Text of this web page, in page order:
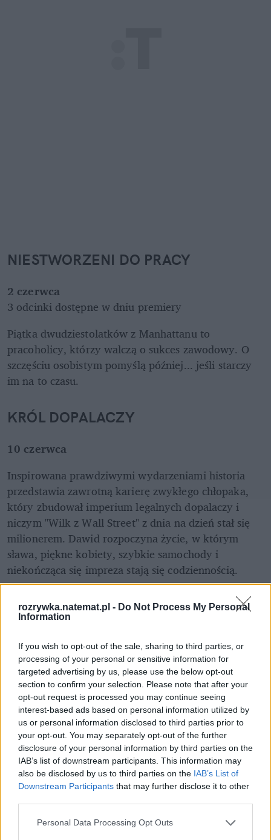
rozrywka.natemat.pl - Do Not Process My Personal
Information
If you wish to opt-out of the sale, sharing to third parties, or
processing of your personal or sensitive information for
targeted advertising by us, please use the below opt-out
section to confirm your selection. Please note that after your
opt-out request is processed you may continue seeing
interest-based ads based on personal information utilized by
us or personal information disclosed to third parties prior to
your opt-out. You may separately opt-out of the further
disclosure of your personal information by third parties on the
IAB’s list of downstream participants. This information may
also be disclosed by us to third parties on the IAB’s List of
Downstream Participants that may further disclose it to other
Personal Data Processing Opt Outs
NIESTWORZENI DO PRACY
2 czerwca
3 odcinki dostępne w dniu premiery
Piątka dwudziestolatków z Manhattanu to
pracoholicy, którzy walczą o sukces zawodowy. O
szczęściu osobistym pomyślą później... jeśli starczy
im na to czasu.
KRÓL DOPALACZY
10 czerwca
Inspirowana prawdziwymi wydarzeniami historia
przedstawia zawrotną karierę zwykłego chłopaka,
który zbudował imperium legalnych dopalaczy i
niczym "Wilk z Wall Street" z dnia na dzień stał się
milionerem. Dawid rozpoczyna życie, w którym
sława, piękne kobiety, szybkie samochody i
niekończąca się impreza stają się codziennością.